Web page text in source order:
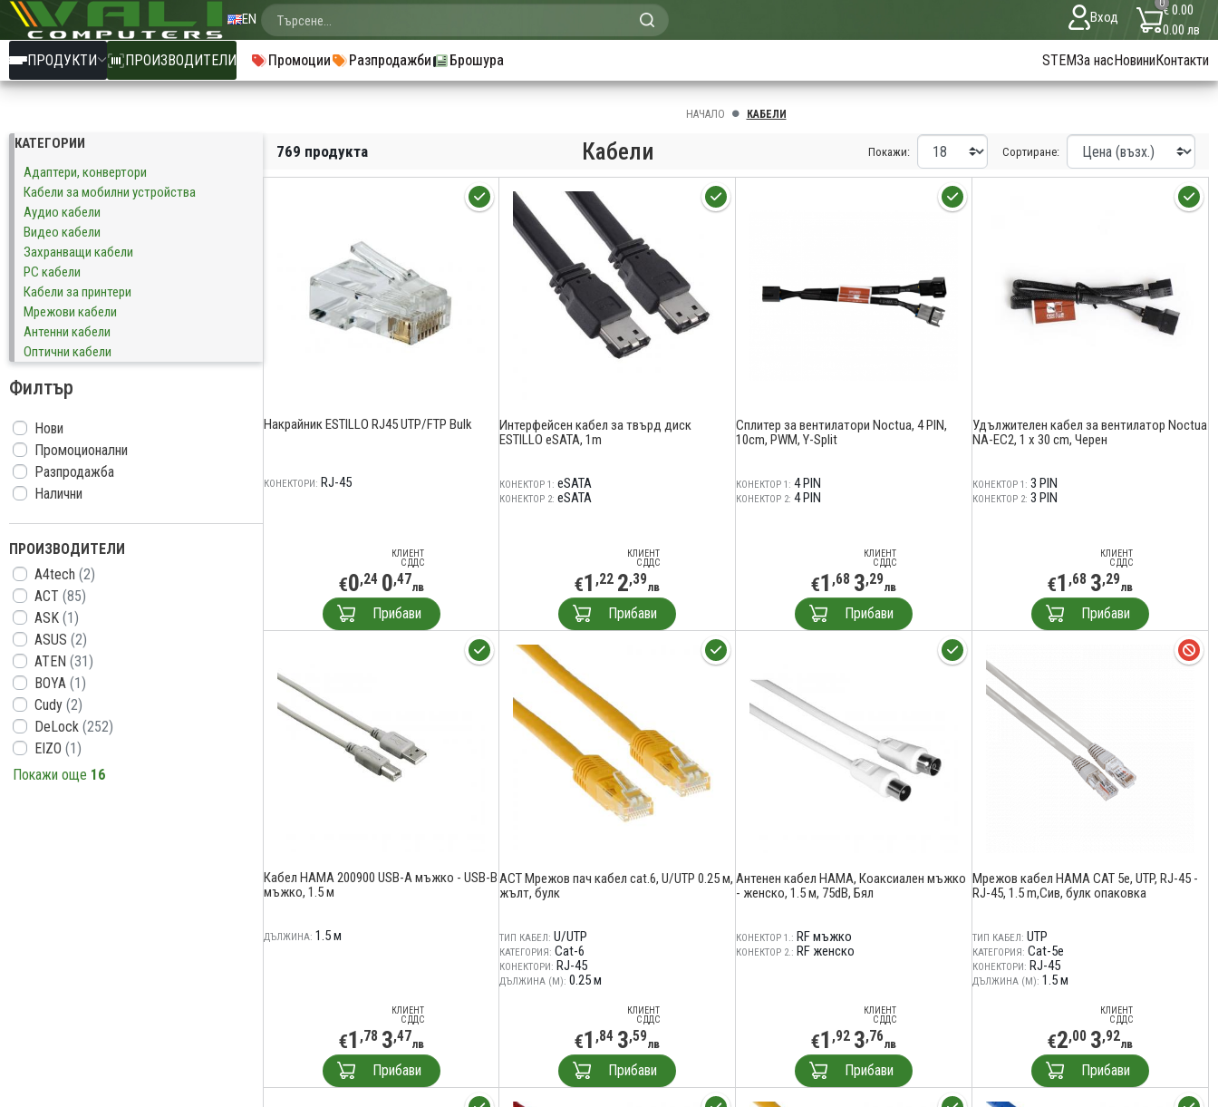
EN Вход
0€ 0.00
0.00 лв
ПРОДУКТИ ПРОИЗВОДИТЕЛИ Промоции Разпродажби Брошура STEMЗа насНовиниКонтакти
КАТЕГОРИИ
Адаптери, конвертори
Кабели за мобилни устройства
Аудио кабели
Видео кабели
Захранващи кабели
PC кабели
Кабели за принтери
Мрежови кабели
Антенни кабели
Оптични кабели
Филтър
Нови
Промоционални
Разпродажба
Налични
ПРОИЗВОДИТЕЛИ
A4tech (2)
ACT (85)
ASK (1)
ASUS (2)
ATEN (31)
BOYA (1)
Cudy (2)
DeLock (252)
EIZO (1)
Покажи още 16
НАЧАЛО КАБЕЛИ
769 продукта Кабели Покажи: Сортиране:
Накрайник ESTILLO RJ45 UTP/FTP Bulk
КОНЕКТОРИ: RJ-45
КЛИЕНТ
С ДДС
€0,24 0,47лв
Прибави
Интерфейсен кабел за твърд диск
ESTILLO eSATA, 1m
КОНЕКТОР 1: eSATA
КОНЕКТОР 2: eSATA
КЛИЕНТ
С ДДС
€1 ,22 2,39лв
Прибави
Сплитер за вентилатори Noctua, 4 PIN,
10cm, PWM, Y-Split
КОНЕКТОР 1: 4 PIN
КОНЕКТОР 2: 4 PIN
КЛИЕНТ
С ДДС
€1 ,68 3,29лв
Прибави
Удължителен кабел за вентилатор Noctua
NA-EC2, 1 x 30 cm, Черен
КОНЕКТОР 1: 3 PIN
КОНЕКТОР 2: 3 PIN
КЛИЕНТ
С ДДС
€1 ,68 3,29лв
Прибави
Кабел HAMA 200900 USB-A мъжко - USB-B
мъжко, 1.5 м
ДЪЛЖИНА: 1.5 м
КЛИЕНТ
С ДДС
€1 ,78 3,47лв
Прибави
ACT Мрежов пач кабел cat.6, U/UTP 0.25 м,
жълт, булк
ТИП КАБЕЛ: U/UTP
КАТЕГОРИЯ: Cat-6
КОНЕКТОРИ: RJ-45
ДЪЛЖИНА (М): 0.25 м
КЛИЕНТ
С ДДС
€1 ,84 3,59лв
Прибави
Антенен кабел HAMA, Коаксиален мъжко
- женско, 1.5 м, 75dB, Бял
КОНЕКТОР 1.: RF мъжко
КОНЕКТОР 2.: RF женско
КЛИЕНТ
С ДДС
€1 ,92 3,76лв
Прибави
Мрежов кабел HAMA CAT 5e, UTP, RJ-45 -
RJ-45, 1.5 m,Сив, булк опаковка
ТИП КАБЕЛ: UTP
КАТЕГОРИЯ: Cat-5е
КОНЕКТОРИ: RJ-45
ДЪЛЖИНА (М): 1.5 м
КЛИЕНТ
С ДДС
€2,00 3,92лв
Прибави